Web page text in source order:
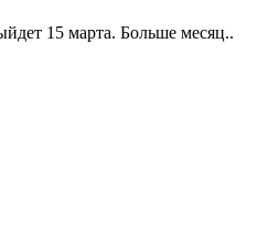
15 марта. Больше месяц..